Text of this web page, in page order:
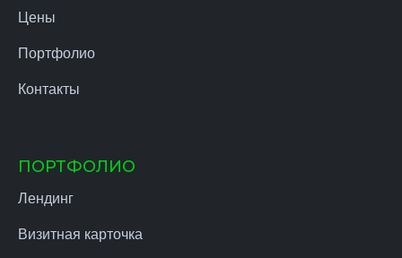
Цены
Портфолио
Контакты
ПОРТФОЛИО
Лендинг
Визитная карточка